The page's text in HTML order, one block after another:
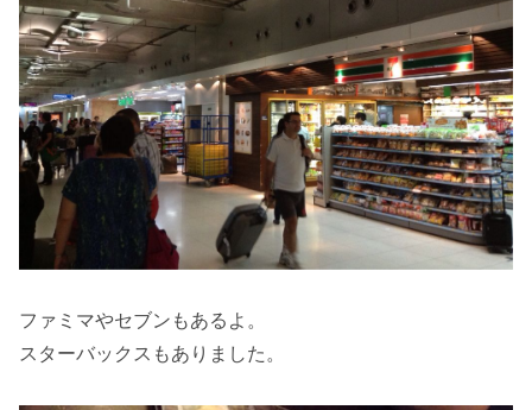
ファミマやセブンもあるよ。
スターバックスもありました。